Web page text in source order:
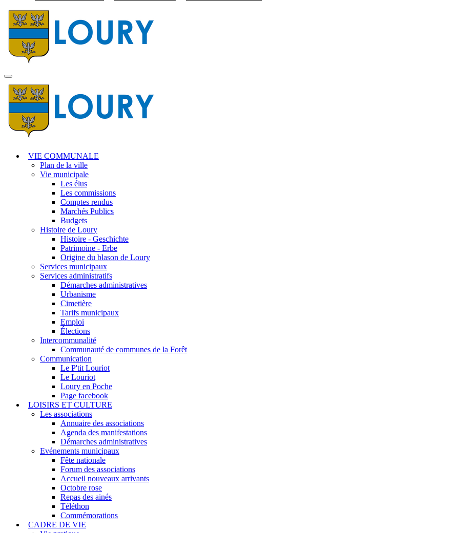
MENU
PRINCIPAL
VIE COMMUNALE
Plan de la ville
Vie municipale
Les élus
Les commissions
Comptes rendus
Marchés Publics
Budgets
Histoire de Loury
Histoire - Geschichte
Patrimoine - Erbe
Origine du blason de Loury
Services municipaux
Services administratifs
Démarches administratives
Urbanisme
Cimetière
Tarifs municipaux
Emploi
Élections
Intercommunalité
Communauté de communes de la Forêt
Communication
Le P'tit Louriot
Le Louriot
Loury en Poche
Page facebook
LOISIRS ET CULTURE
Les associations
Annuaire des associations
Agenda des manifestations
Démarches administratives
Evénements municipaux
Fête nationale
Forum des associations
Accueil nouveaux arrivants
Octobre rose
Repas des ainés
Téléthon
Commémorations
CADRE DE VIE